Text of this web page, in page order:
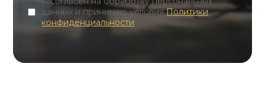
данных и принимаю условияПолитики
конфиденциальности